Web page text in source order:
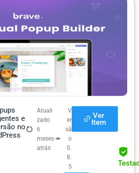
e
no
Atuali
zado
6
meses
atrás
V
er
sã
o
0.
8.
5
Ver
Item